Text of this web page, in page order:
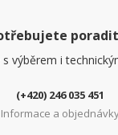
5
výběrem i
(+420) 246 035 451
Informace a